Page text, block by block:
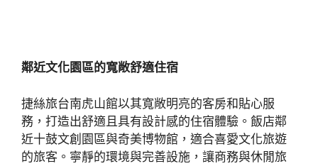
鄰近文化園區的寬敞舒適住宿
捷絲旅台南虎山館以其寬敞明亮的客房和貼心服
務，打造出舒適且具有設計感的住宿體驗。飯店鄰
近十鼓文創園區與奇美博物館，適合喜愛文化旅遊
的旅客。寧靜的環境與完善設施，讓商務與休閒旅